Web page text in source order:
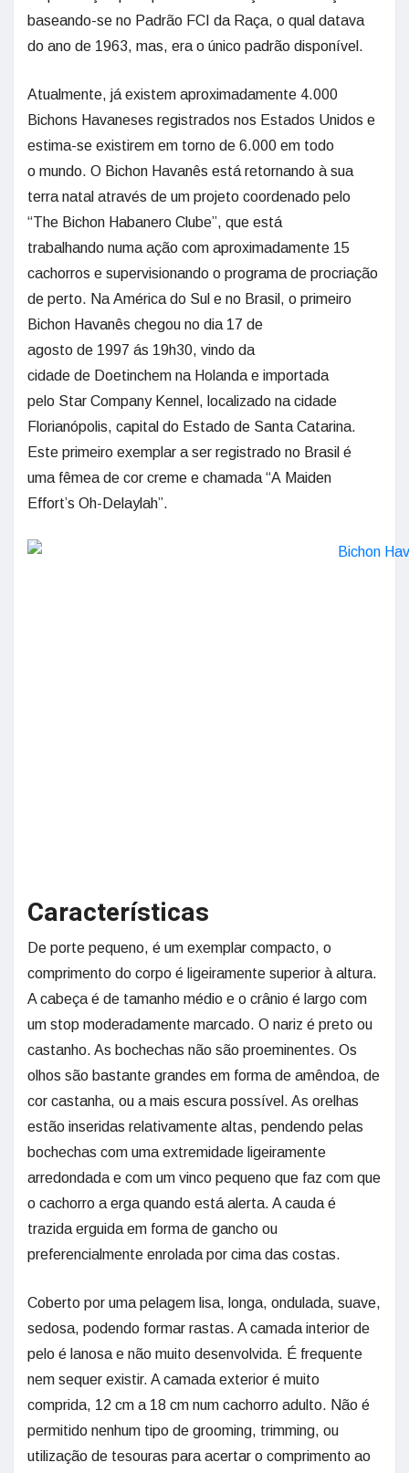
baseando-se no Padrão FCI da Raça, o qual datava
do ano de 1963, mas, era o único padrão disponível.
Atualmente, já existem aproximadamente 4.000
Bichons Havaneses registrados nos Estados Unidos e
estima-se existirem em torno de 6.000 em todo
o mundo. O Bichon Havanês está retornando à sua
terra natal através de um projeto coordenado pelo
“The Bichon Habanero Clube”, que está
trabalhando numa ação com aproximadamente 15
cachorros e supervisionando o programa de procriação
de perto. Na América do Sul e no Brasil, o primeiro
Bichon Havanês chegou no dia 17 de
agosto de 1997 ás 19h30, vindo da
cidade de Doetinchem na Holanda e importada
pelo Star Company Kennel, localizado na cidade
Florianópolis, capital do Estado de Santa Catarina.
Este primeiro exemplar a ser registrado no Brasil é
uma fêmea de cor creme e chamada “A Maiden
Effort’s Oh-Delaylah”.
Características
De porte pequeno, é um exemplar compacto, o
comprimento do corpo é ligeiramente superior à altura.
A cabeça é de tamanho médio e o crânio é largo com
um stop moderadamente marcado. O nariz é preto ou
castanho. As bochechas não são proeminentes. Os
olhos são bastante grandes em forma de amêndoa, de
cor castanha, ou a mais escura possível. As orelhas
estão inseridas relativamente altas, pendendo pelas
bochechas com uma extremidade ligeiramente
arredondada e com um vinco pequeno que faz com que
o cachorro a erga quando está alerta. A cauda é
trazida erguida em forma de gancho ou
preferencialmente enrolada por cima das costas.
Coberto por uma pelagem lisa, longa, ondulada, suave,
sedosa, podendo formar rastas. A camada interior de
pelo é lanosa e não muito desenvolvida. É frequente
nem sequer existir. A camada exterior é muito
comprida, 12 cm a 18 cm num cachorro adulto. Não é
permitido nenhum tipo de grooming, trimming, ou
utilização de tesouras para acertar o comprimento ao